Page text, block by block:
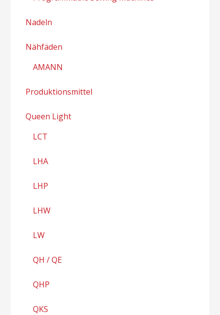
Nadeln
Nähfäden
AMANN
Produktionsmittel
Queen Light
LCT
LHA
LHP
LHW
LW
QH / QE
QHP
QKS